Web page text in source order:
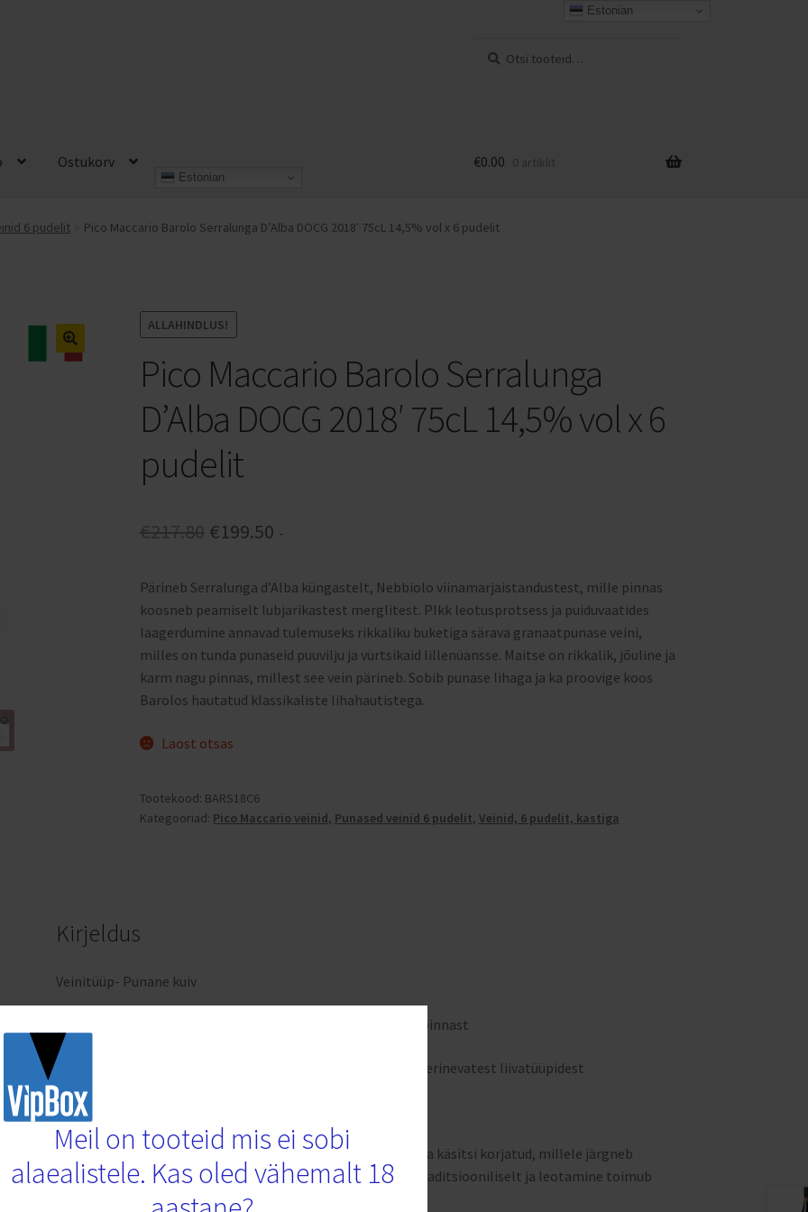
Meil on tooteid mis ei sobi
alaealistele. Kas oled vähemalt 18
Ostukorv
Estonian
konto Müügitingimused Ostukorv Privaatsuspoliitika Veinid kastiga
€0.00 0 artiklit
6 pudelit Pico Maccario Barolo Serralunga D’Alba DOCG 2018′ 75cL 14,5% vol x 6 pudelit
ALLAHINDLUS!
Pico Maccario Barolo Serralunga
D’Alba DOCG 2018′ 75cL 14,5% vol x 6
pudelit
€217.80 Algne
oli:
€217.80.
€199.50Praegune
on:
€199.50.
-
Pärineb Serralunga d’Alba küngastelt, Nebbiolo viinamarjaistandustest, mille pinnas
koosneb peamiselt lubjarikastest merglitest. PIkk leotusprotsess ja puiduvaatides
laagerdumine annavad tulemuseks rikkaliku buketiga särava granaatpunase veini,
milles on tunda punaseid puuvilju ja vürtsikaid lillenüansse. Maitse on rikkalik, jõuline ja
karm nagu pinnas, millest see vein pärineb. Sobib punase lihaga ja ka proovige koos
Barolos hautatud klassikaliste lihahautistega.
Laost otsas
Tootekood: BARS18C6
Kategooriad: Pico Maccario veinid, Punased veinid 6 pudelit, Veinid, 6 pudelit, kastiga
Kirjeldus
Veinitüüp- Punane kuiv
Pinnase asukoht- Küngastel 300–350 meetri kõrgusel merepinnast
Mullatüüp- Muld on viljakas lubjakividest, hallist merglist ja erinevatest liivatüüpidest
Viinamarjasort-Nebbiolo
Veinivalmistamise protsess- Viinamarjad on täpselt valitud ja käsitsi korjatud, millele järgneb
delikaatne purustamine ja lõhkumine. Veini valmistatakse traditsiooniliselt ja leotamine toimub
vähemalt 15–18 päeva, mütsi õrnalt niisutades
Estonian